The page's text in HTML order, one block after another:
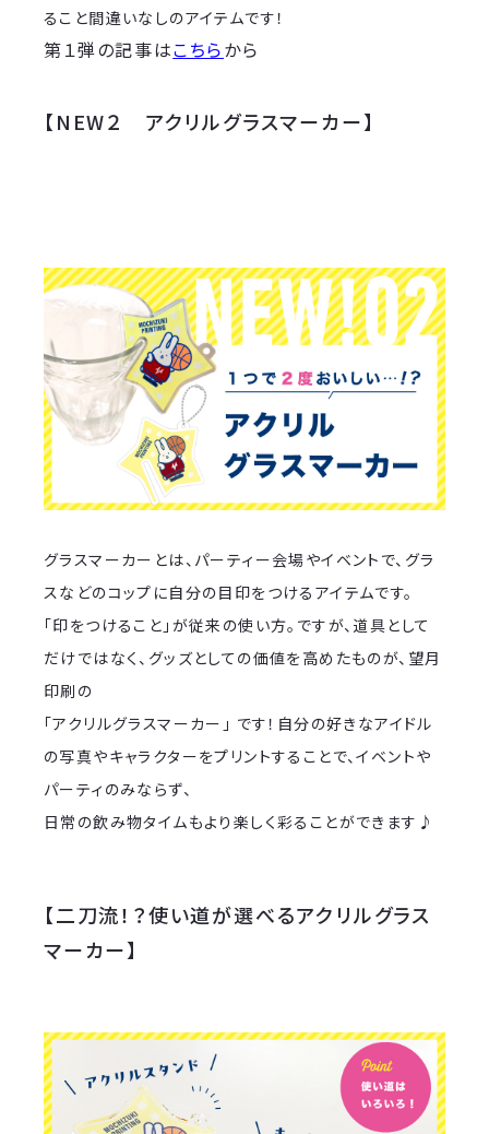
ること間違いなしのアイテムです！
第１弾の記事はこちらから
【NEW２ アクリルグラスマーカー】
グラスマーカーとは、パーティー会場やイベントで、グラ
スなどのコップに自分の目印をつけるアイテムです。
「印をつけること」が従来の使い方。ですが、道具として
だけではなく、グッズとしての価値を高めたものが、望月
印刷の
「アクリルグラスマーカー」 です！自分の好きなアイドル
の写真やキャラクターをプリントすることで、イベントや
パーティのみならず、
日常の飲み物タイムもより楽しく彩ることができます♪
【二刀流！？使い道が選べるアクリルグラス
マーカー】